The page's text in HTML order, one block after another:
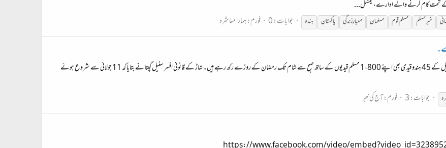
غیر مسلم مسلم قوم مسلمان معیارِ زندگی پاکستان ہندو جوابات: 0 فورم:ہمارا معاشرہ
نئی دہلی: فرقہ وارانہ ہم آہنگی کی ایک حیرت انگیز مثال پیش کرتے ہوئے تہاڑ جیل کے 45 ہندو قیدی بھی اپنے 1،800 مسلم قیدیوں کے ساتھ صبح سے شام تک رمضان کے روزے رکھ رہے ہیں۔ تہاڑ کے قانونی افسر سنیل گپتا نے بتایا کہ 11 جولائی سے شروع ہوئے
جوابات: 3 فورم:آج کی خبر